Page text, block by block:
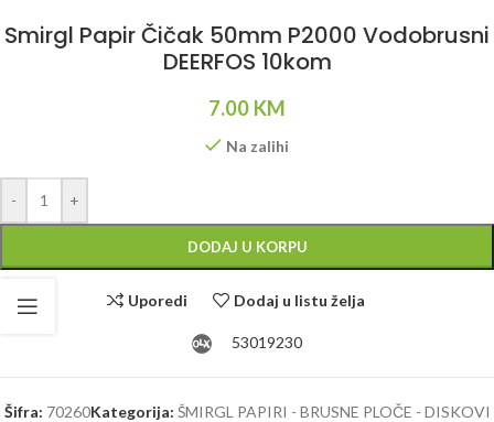
Smirgl Papir Čičak 50mm P2000 Vodobrusni
DEERFOS 10kom
7.00 KM
Na zalihi
- +
DODAJ U KORPU
Uporedi Dodaj u listu želja
53019230
Šifra: 70260Kategorija: ŠMIRGL PAPIRI - BRUSNE PLOČE - DISKOVI